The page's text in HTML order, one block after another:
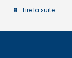
Lire la suite